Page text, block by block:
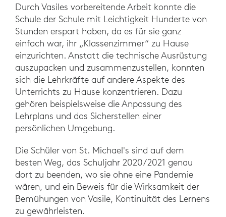
Durch Vasiles vorbereitende Arbeit konnte die
Schule der Schule mit Leichtigkeit Hunderte von
Stunden erspart haben, da es für sie ganz
einfach war, ihr „Klassenzimmer“ zu Hause
einzurichten. Anstatt die technische Ausrüstung
auszupacken und zusammenzustellen, konnten
sich die Lehrkräfte auf andere Aspekte des
Unterrichts zu Hause konzentrieren. Dazu
gehören beispielsweise die Anpassung des
Lehrplans und das Sicherstellen einer
persönlichen Umgebung.
Die Schüler von St. Michael's sind auf dem
besten Weg, das Schuljahr 2020/2021 genau
dort zu beenden, wo sie ohne eine Pandemie
wären, und ein Beweis für die Wirksamkeit der
Bemühungen von Vasile, Kontinuität des Lernens
zu gewährleisten.